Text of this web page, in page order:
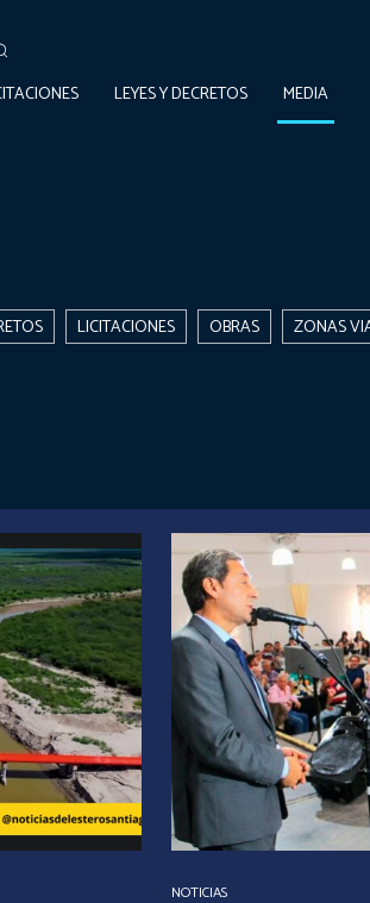
LEYES Y DECRETOS MEDIA
LICITACIONES OBRAS ZONAS
NOTICIAS